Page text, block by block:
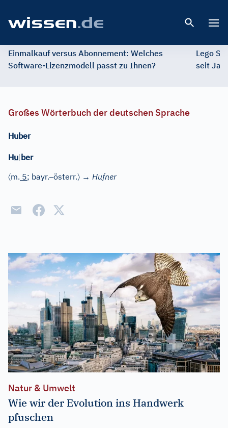
Einmalkauf versus Abonnement: Welches
Software-Lizenzmodell passt zu Ihnen?
Lego
seit
Großes Wörterbuch der deutschen Sprache
Huber
Hu|ber
〈m. 5; bayr.–österr.〉 → Hufner
Natur & Umwelt
Wie wir der Evolution ins Handwerk
pfuschen